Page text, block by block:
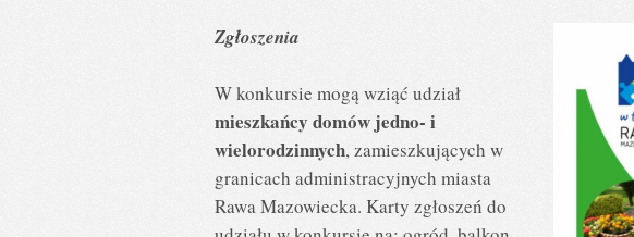
Zgłoszenia
W konkursie mogą wziąć udział
mieszkańcy domów jedno- i
wielorodzinnych, zamieszkujących w
granicach administracyjnych miasta
Rawa Mazowiecka. Karty zgłoszeń do